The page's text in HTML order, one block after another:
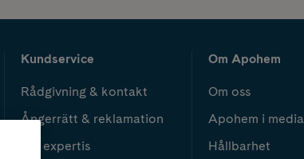
Kundservice
Rådgivning & kontakt
Ångerrätt & reklamation
Vår expertis
Om Apohem
Om oss
Apohem i media
Hållbarhet